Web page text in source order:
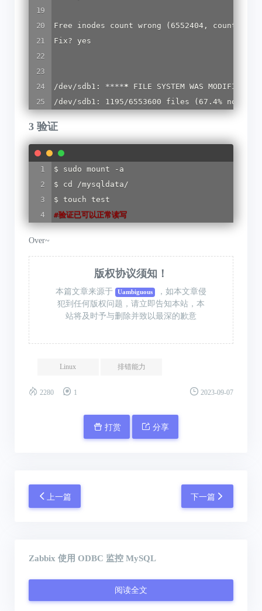
Free inodes count wrong (6552404,
Fix? yes
/dev/sdb1: ***** FILE SYSTEM WAS MODIFIED
/dev/sdb1: 1195/6553600 files (67.4% non-
3 验证
$ sudo mount -a
$ cd /mysqldata/
#验证已可以正常读写
Over~
版权协议须知！
本篇文章来源于 Uambiguous
，如本文章侵
犯到任何版权问题，请立即告知本站，本
站将及时予与删除并致以最深的歉意
Linux 排错能力
2280 1 2023-09-07
打赏 分享
上一篇 下一篇
Zabbix 使用 ODBC 监控 MySQL
阅读全文